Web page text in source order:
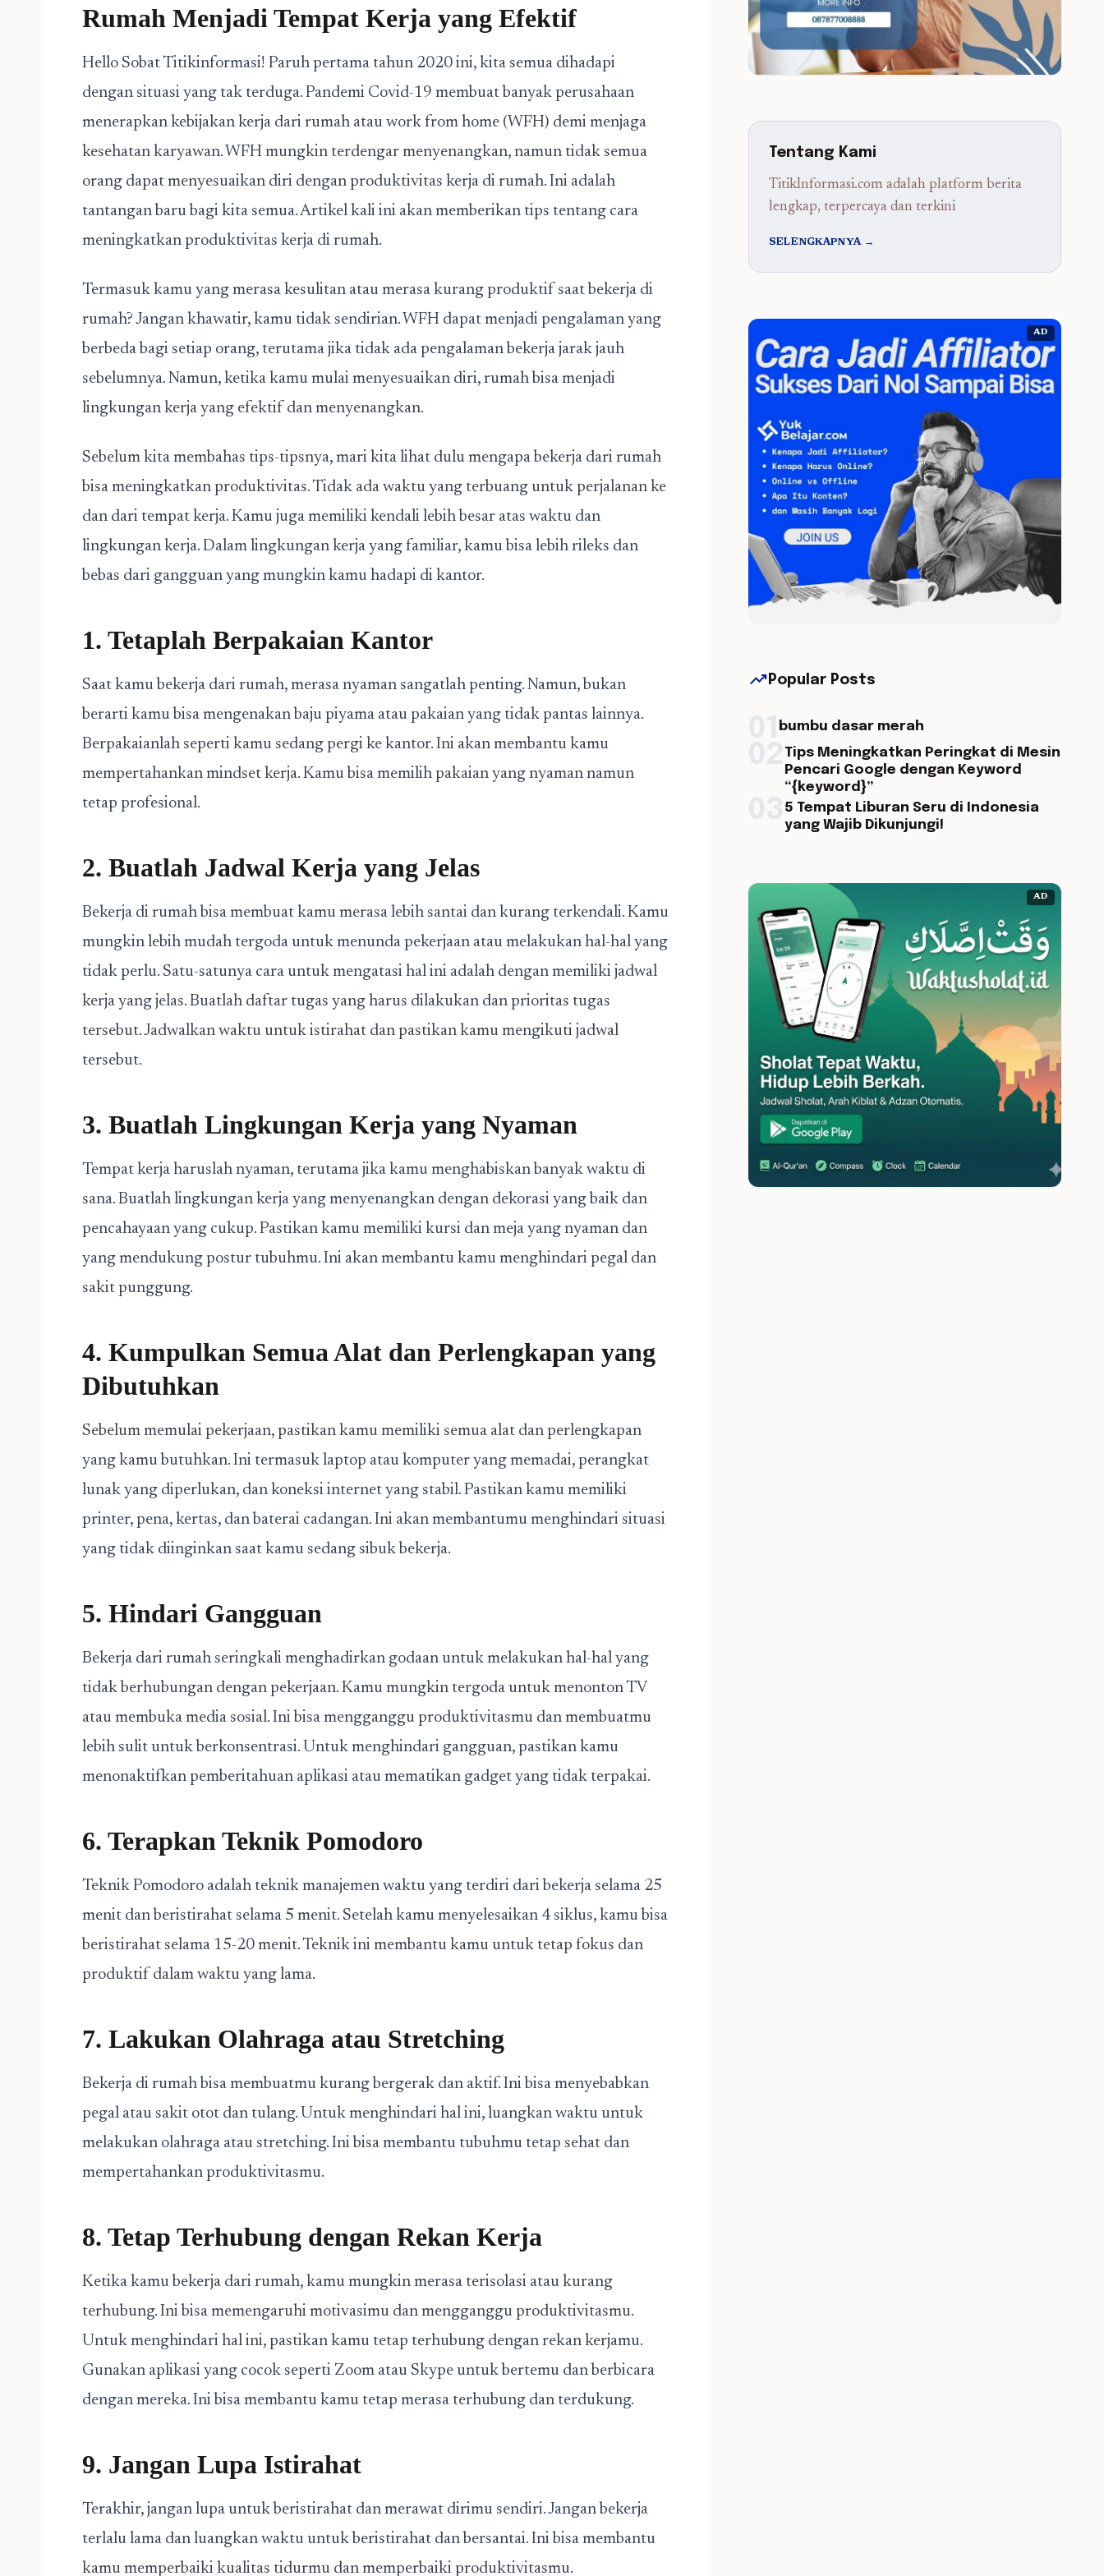
Rumah Menjadi Tempat Kerja yang Efektif
Hello Sobat Titikinformasi! Paruh pertama tahun 2020 ini, kita semua dihadapi
dengan situasi yang tak terduga. Pandemi Covid-19 membuat banyak perusahaan
menerapkan kebijakan kerja dari rumah atau work from home (WFH) demi menjaga
kesehatan karyawan. WFH mungkin terdengar menyenangkan, namun tidak semua
orang dapat menyesuaikan diri dengan produktivitas kerja di rumah. Ini adalah
tantangan baru bagi kita semua. Artikel kali ini akan memberikan tips tentang cara
meningkatkan produktivitas kerja di rumah.
Termasuk kamu yang merasa kesulitan atau merasa kurang produktif saat bekerja di
rumah? Jangan khawatir, kamu tidak sendirian. WFH dapat menjadi pengalaman yang
berbeda bagi setiap orang, terutama jika tidak ada pengalaman bekerja jarak jauh
sebelumnya. Namun, ketika kamu mulai menyesuaikan diri, rumah bisa menjadi
lingkungan kerja yang efektif dan menyenangkan.
Sebelum kita membahas tips-tipsnya, mari kita lihat dulu mengapa bekerja dari rumah
bisa meningkatkan produktivitas. Tidak ada waktu yang terbuang untuk perjalanan ke
dan dari tempat kerja. Kamu juga memiliki kendali lebih besar atas waktu dan
lingkungan kerja. Dalam lingkungan kerja yang familiar, kamu bisa lebih rileks dan
bebas dari gangguan yang mungkin kamu hadapi di kantor.
1. Tetaplah Berpakaian Kantor
Saat kamu bekerja dari rumah, merasa nyaman sangatlah penting. Namun, bukan
berarti kamu bisa mengenakan baju piyama atau pakaian yang tidak pantas lainnya.
Berpakaianlah seperti kamu sedang pergi ke kantor. Ini akan membantu kamu
mempertahankan mindset kerja. Kamu bisa memilih pakaian yang nyaman namun
tetap profesional.
2. Buatlah Jadwal Kerja yang Jelas
Bekerja di rumah bisa membuat kamu merasa lebih santai dan kurang terkendali. Kamu
mungkin lebih mudah tergoda untuk menunda pekerjaan atau melakukan hal-hal yang
tidak perlu. Satu-satunya cara untuk mengatasi hal ini adalah dengan memiliki jadwal
kerja yang jelas. Buatlah daftar tugas yang harus dilakukan dan prioritas tugas
tersebut. Jadwalkan waktu untuk istirahat dan pastikan kamu mengikuti jadwal
tersebut.
3. Buatlah Lingkungan Kerja yang Nyaman
Tempat kerja haruslah nyaman, terutama jika kamu menghabiskan banyak waktu di
sana. Buatlah lingkungan kerja yang menyenangkan dengan dekorasi yang baik dan
pencahayaan yang cukup. Pastikan kamu memiliki kursi dan meja yang nyaman dan
yang mendukung postur tubuhmu. Ini akan membantu kamu menghindari pegal dan
sakit punggung.
4. Kumpulkan Semua Alat dan Perlengkapan yang
Dibutuhkan
Sebelum memulai pekerjaan, pastikan kamu memiliki semua alat dan perlengkapan
yang kamu butuhkan. Ini termasuk laptop atau komputer yang memadai, perangkat
lunak yang diperlukan, dan koneksi internet yang stabil. Pastikan kamu memiliki
printer, pena, kertas, dan baterai cadangan. Ini akan membantumu menghindari situasi
yang tidak diinginkan saat kamu sedang sibuk bekerja.
5. Hindari Gangguan
Bekerja dari rumah seringkali menghadirkan godaan untuk melakukan hal-hal yang
tidak berhubungan dengan pekerjaan. Kamu mungkin tergoda untuk menonton TV
atau membuka media sosial. Ini bisa mengganggu produktivitasmu dan membuatmu
lebih sulit untuk berkonsentrasi. Untuk menghindari gangguan, pastikan kamu
menonaktifkan pemberitahuan aplikasi atau mematikan gadget yang tidak terpakai.
6. Terapkan Teknik Pomodoro
Teknik Pomodoro adalah teknik manajemen waktu yang terdiri dari bekerja selama 25
menit dan beristirahat selama 5 menit. Setelah kamu menyelesaikan 4 siklus, kamu bisa
beristirahat selama 15-20 menit. Teknik ini membantu kamu untuk tetap fokus dan
produktif dalam waktu yang lama.
7. Lakukan Olahraga atau Stretching
Bekerja di rumah bisa membuatmu kurang bergerak dan aktif. Ini bisa menyebabkan
pegal atau sakit otot dan tulang. Untuk menghindari hal ini, luangkan waktu untuk
melakukan olahraga atau stretching. Ini bisa membantu tubuhmu tetap sehat dan
mempertahankan produktivitasmu.
8. Tetap Terhubung dengan Rekan Kerja
Ketika kamu bekerja dari rumah, kamu mungkin merasa terisolasi atau kurang
terhubung. Ini bisa memengaruhi motivasimu dan mengganggu produktivitasmu.
Untuk menghindari hal ini, pastikan kamu tetap terhubung dengan rekan kerjamu.
Gunakan aplikasi yang cocok seperti Zoom atau Skype untuk bertemu dan berbicara
dengan mereka. Ini bisa membantu kamu tetap merasa terhubung dan terdukung.
9. Jangan Lupa Istirahat
Terakhir, jangan lupa untuk beristirahat dan merawat dirimu sendiri. Jangan bekerja
terlalu lama dan luangkan waktu untuk beristirahat dan bersantai. Ini bisa membantu
kamu memperbaiki kualitas tidurmu dan memperbaiki produktivitasmu.
Tentang Kami
TitikInformasi.com adalah platform berita
lengkap, terpercaya dan terkini
SELENGKAPNYA →
AD
trending_up Popular Posts
bumbu dasar merah
Tips Meningkatkan Peringkat di Mesin
Pencari Google dengan Keyword
“{keyword}”
5 Tempat Liburan Seru di Indonesia
yang Wajib Dikunjungi!
AD